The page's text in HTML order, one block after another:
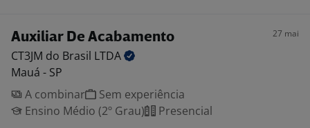
Auxiliar De Acabamento 27 mai
CT3JM do Brasil LTDA
Mauá - SP
A combinar
Sem experiência
Ensino Médio (2º Grau)
Presencial